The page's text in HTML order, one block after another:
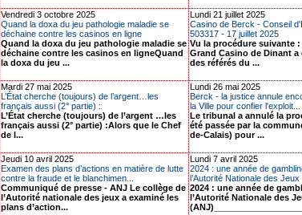
Vendredi 3 octobre 2025
Quand la doxa du jeu pathologie maladie se
déchaine contre les casinos en ligne
Quand la doxa du jeu pathologie maladie se
déchaine contre les casinos en ligneQuand
la doxa du jeu ...
Lundi 21 juillet 2025
Casino de Berck - Conseil
503317 - 17 juillet 2025
Vu la procédure suivante
Grand Casino de Dinant a
des référés du ...
Mardi 27 mai 2025
L’État cherche (toujours) de l’argent…les
français aussi (2° partie) :
L’État cherche (toujours) de l’argent …les
français aussi (2° partie) :Alors que le Chef
de l...
Lundi 26 mai 2025
Berck - la justice annule
la Ville pour confier l'exploit...
Le tribunal a annulé la
été passée par la
de-Calais) pour ...
Jeudi 10 avril 2025
Examen des plans d’actions en matière de lutte
contre la fraude et le blanchimen...
Communiqué de presse - ANJ Le collège de
l’Autorité nationale des jeux a examiné les
plans d’action...
Lundi 7 avril 2025
2024 : une année de
l’Autorité Nationale des
2024 : une année de
l’Autorité Nationale des